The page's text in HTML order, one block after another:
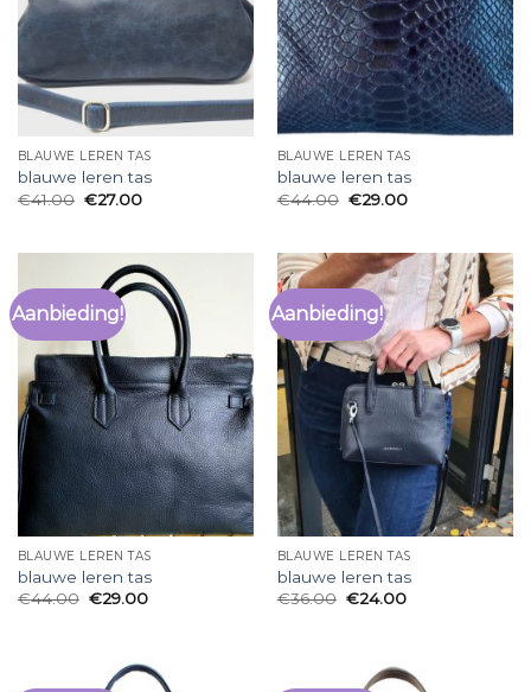
BLAUWE LEREN TAS
blauwe leren tas
€41.00 €27.00
BLAUWE LEREN TAS
blauwe leren tas
€44.00 €29.00
Aanbieding!
BLAUWE LEREN TAS
blauwe leren tas
€44.00 €29.00
Aanbieding!
BLAUWE LEREN TAS
blauwe leren tas
€36.00 €24.00